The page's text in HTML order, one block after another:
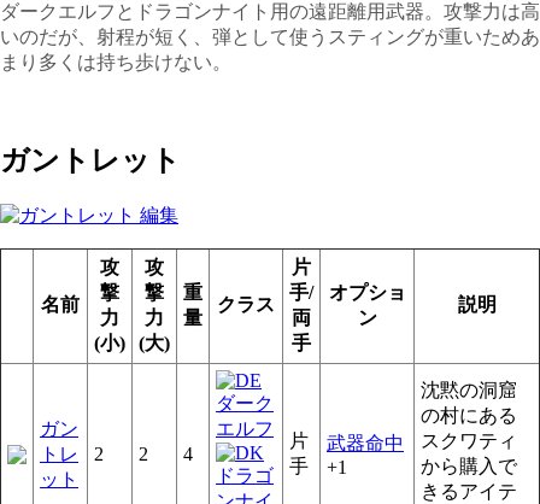
ダークエルフとドラゴンナイト用の遠距離用武器。攻撃力は高
いのだが、射程が短く、弾として使うスティングが重いためあ
まり多くは持ち歩けない。
ガントレット
名前
攻
撃
力
(小)
攻
撃
力
(大)
重
量
クラス
片
手/
両
手
オプショ
ン
説明
ガン
トレ
ット
2 2 4
片
手
武器命中
+1
沈黙の洞窟
の村にある
スクワティ
から購入で
きるアイテ